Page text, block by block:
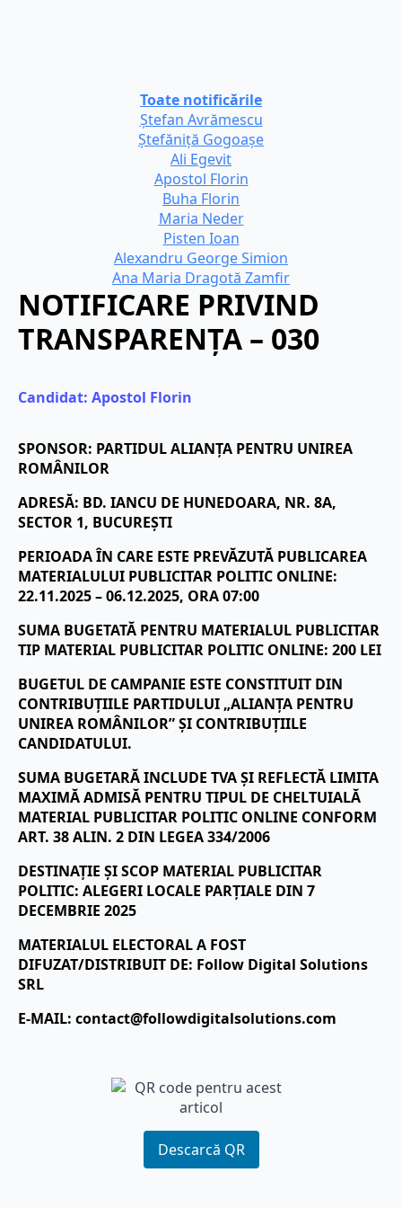
Toate notificările
Ștefan Avrămescu
Ștefăniță Gogoașe
Ali Egevit
Apostol Florin
Buha Florin
Maria Neder
Pisten Ioan
Alexandru George Simion
Ana Maria Dragotă Zamfir
NOTIFICARE PRIVIND
TRANSPARENȚA – 030
Candidat: Apostol Florin
SPONSOR: PARTIDUL ALIANȚA PENTRU UNIREA
ROMÂNILOR
ADRESĂ: BD. IANCU DE HUNEDOARA, NR. 8A,
SECTOR 1, BUCUREȘTI
PERIOADA ÎN CARE ESTE PREVĂZUTĂ PUBLICAREA
MATERIALULUI PUBLICITAR POLITIC ONLINE:
22.11.2025 – 06.12.2025, ORA 07:00
SUMA BUGETATĂ PENTRU MATERIALUL PUBLICITAR
TIP MATERIAL PUBLICITAR POLITIC ONLINE: 200 LEI
BUGETUL DE CAMPANIE ESTE CONSTITUIT DIN
CONTRIBUȚIILE PARTIDULUI „ALIANȚA PENTRU
UNIREA ROMÂNILOR” ȘI CONTRIBUȚIILE
CANDIDATULUI.
SUMA BUGETARĂ INCLUDE TVA ȘI REFLECTĂ LIMITA
MAXIMĂ ADMISĂ PENTRU TIPUL DE CHELTUIALĂ
MATERIAL PUBLICITAR POLITIC ONLINE CONFORM
ART. 38 ALIN. 2 DIN LEGEA 334/2006
DESTINAȚIE ȘI SCOP MATERIAL PUBLICITAR
POLITIC: ALEGERI LOCALE PARȚIALE DIN 7
DECEMBRIE 2025
MATERIALUL ELECTORAL A FOST
DIFUZAT/DISTRIBUIT DE: Follow Digital Solutions
SRL
E-MAIL: contact@followdigitalsolutions.com
Descarcă QR